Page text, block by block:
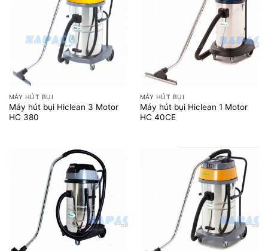
MÁY HÚT BỤI
Máy hút bụi Hiclean 3 Motor
HC 380
MÁY HÚT BỤI
Máy hút bụi Hiclean 1 Motor
HC 40CE